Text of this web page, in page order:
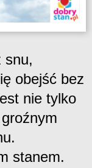
snu,
obejść bez
nie tylko
stanem.